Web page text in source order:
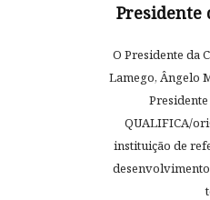
Presidente
O Presidente da
Lamego, Ângelo
QUALIFICA/
instituição de